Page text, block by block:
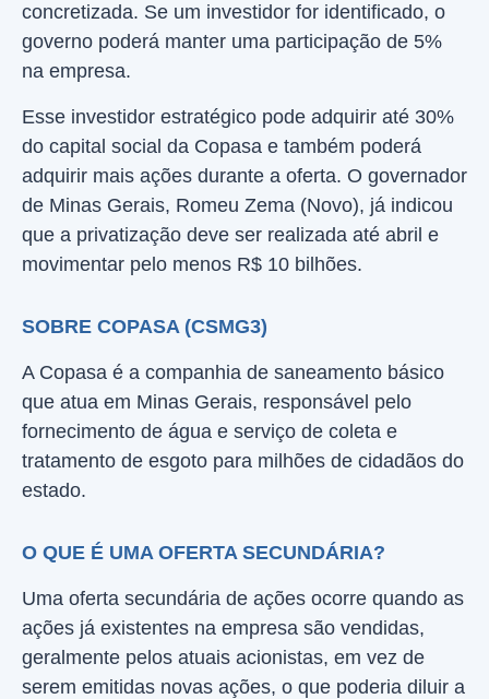
concretizada. Se um investidor for identificado, o
governo poderá manter uma participação de 5%
na empresa.
Esse investidor estratégico pode adquirir até 30%
do capital social da Copasa e também poderá
adquirir mais ações durante a oferta. O governador
de Minas Gerais, Romeu Zema (Novo), já indicou
que a privatização deve ser realizada até abril e
movimentar pelo menos R$ 10 bilhões.
SOBRE COPASA (CSMG3)
A Copasa é a companhia de saneamento básico
que atua em Minas Gerais, responsável pelo
fornecimento de água e serviço de coleta e
tratamento de esgoto para milhões de cidadãos do
estado.
O QUE É UMA OFERTA SECUNDÁRIA?
Uma oferta secundária de ações ocorre quando as
ações já existentes na empresa são vendidas,
geralmente pelos atuais acionistas, em vez de
serem emitidas novas ações, o que poderia diluir a